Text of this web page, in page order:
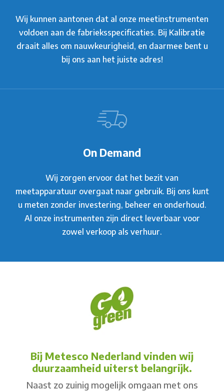
Wij kunnen aantonen dat al onze meetinstrumenten
voldoen aan de fabrieksspecificaties. Bij Kalibratie
draait alles om nauwkeurigheid, en daarmee bent u
bij ons aan het juiste adres!
On Demand
Wij zorgen ervoor dat het bezit van
meetapparatuur overgaat naar gebruik. Bij ons kunt
u meten zonder investering, beheer en onderhoud.
Al onze instrumenten zijn direct leverbaar voor
zowel verkoop als verhuur.
Bij Metesco Nederland vinden wij
duurzaamheid uiterst belangrijk.
Naast zo zuinig mogelijk omgaan met ons